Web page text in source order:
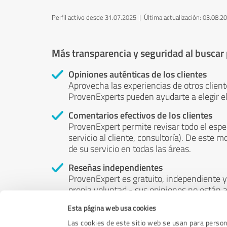
Esta página web usa cookies
Las cookies de este sitio web se usan para
Perfil activo desde 31.07.2025 | Última actualización:
Más transparencia y seguridad al
Opiniones auténticas de los clientes
Aprovecha las experiencias de otros
ProvenExperts pueden ayudarte a elegir
Comentarios efectivos de los clientes
ProvenExpert permite revisar todo el
servicio al cliente, consultoría). De este
de su servicio en todas las áreas.
Reseñas independientes
ProvenExpert es gratuito, independiente
propia voluntad - sus opiniones no están